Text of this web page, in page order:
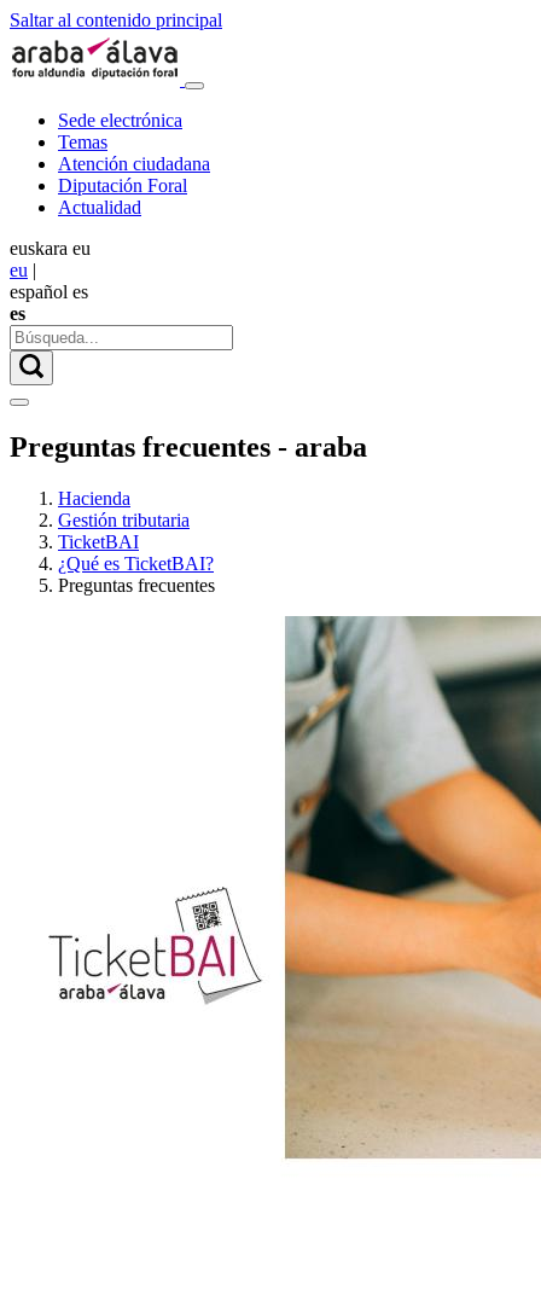
Saltar al contenido principal
Sede electrónica
Temas
Atención ciudadana
Diputación Foral
Actualidad
euskara eu
eu |
español es
es
Preguntas frecuentes - araba
Hacienda
Gestión tributaria
TicketBAI
¿Qué es TicketBAI?
Preguntas frecuentes